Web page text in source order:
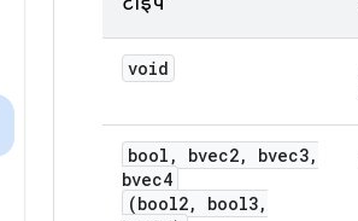
void
bool, bvec2, bvec3,
bvec4
(bool2, bool3,